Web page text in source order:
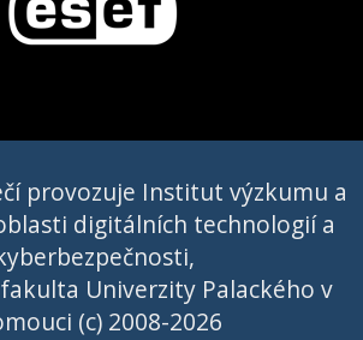
provozuje Institut výzkumu a
digitálních technologií a
Univerzity Palackého v
(c) 2008-2026